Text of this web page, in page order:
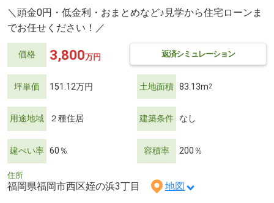
＼頭金0円・低金利・おまとめなど♪見学から住宅ローンま
でお任せください！／
価格 返済シミュレーション
3,800万円
坪単価 151.12万円 土地面積 83.13m2
用途地域 ２種住居 建築条件 なし
建ぺい率 60％ 容積率 200％
住所
福岡県福岡市西区姪の浜3丁目 地図